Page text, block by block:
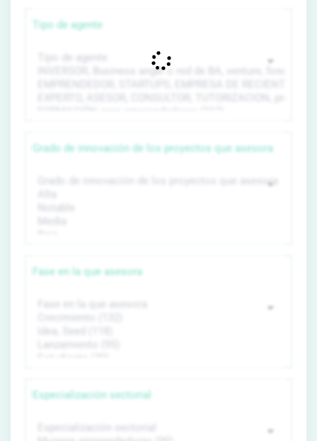
Tipo de agente
Grado de innovación de los proyectos que asesora
Fase en la que asesora
Especialización sectorial